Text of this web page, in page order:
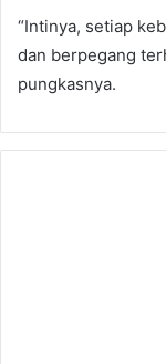
“Intinya, setiap
dan berpegang
pungkasnya.